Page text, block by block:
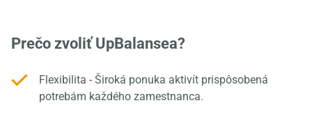
Prečo zvoliť UpBalansea?
Flexibilita - Široká ponuka aktivít prispôsobená
potrebám každého zamestnanca.